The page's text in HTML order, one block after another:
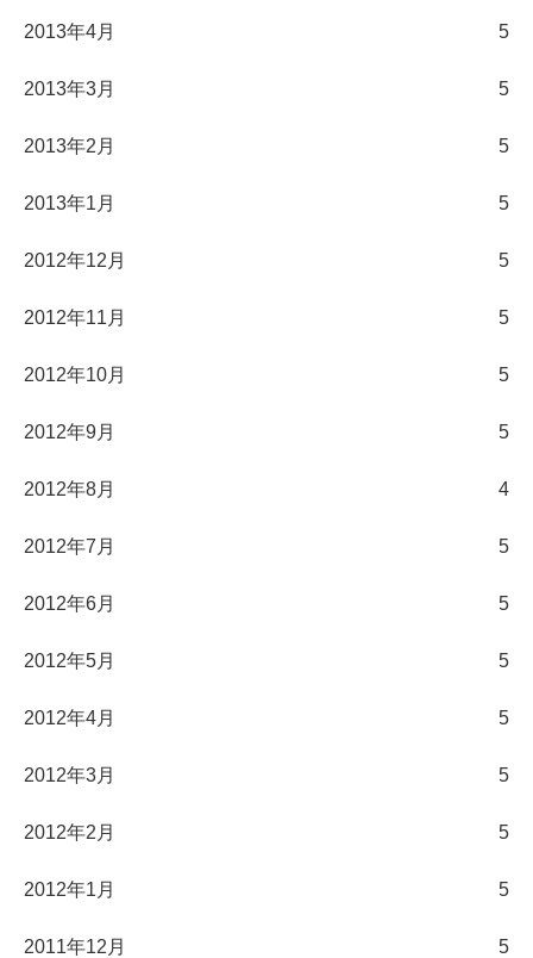
2013年4月 5
2013年3月 5
2013年2月 5
2013年1月 5
2012年12月 5
2012年11月 5
2012年10月 5
2012年9月 5
2012年8月 4
2012年7月 5
2012年6月 5
2012年5月 5
2012年4月 5
2012年3月 5
2012年2月 5
2012年1月 5
2011年12月 5